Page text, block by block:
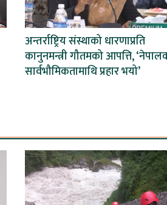
अन्तर्राष्ट्रिय संस्थाको धारणाप्रति
कानुनमन्त्री गौतमको आपत्ति,
सार्वभौमिकतामाथि प्रहार भयो’